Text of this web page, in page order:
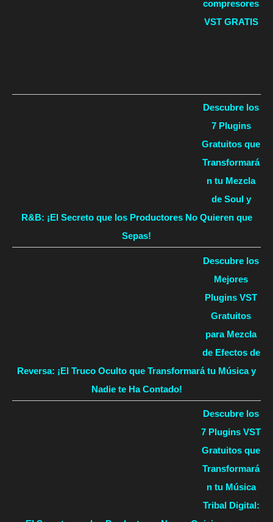
compresores
VST GRATIS
Descubre los
7 Plugins
Gratuitos que
Transformará
n tu Mezcla
de Soul y
R&B: ¡El Secreto que los Productores No Quieren que
Sepas!
Descubre los
Mejores
Plugins VST
Gratuitos
para Mezcla
de Efectos de
Reversa: ¡El Truco Oculto que Transformará tu Música y
Nadie te Ha Contado!
Descubre los
7 Plugins VST
Gratuitos que
Transformará
n tu Música
Tribal Digital: